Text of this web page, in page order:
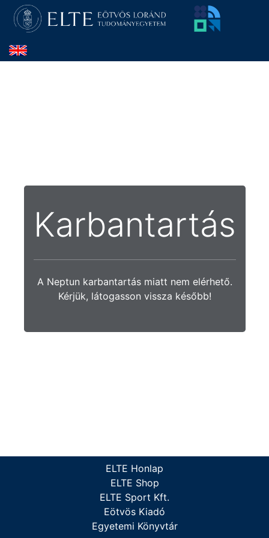
Karbantartás
A Neptun karbantartás miatt nem elérhető.
Kérjük, látogasson vissza később!
ELTE Honlap
ELTE Shop
ELTE Sport Kft.
Eötvös Kiadó
Egyetemi Könyvtár